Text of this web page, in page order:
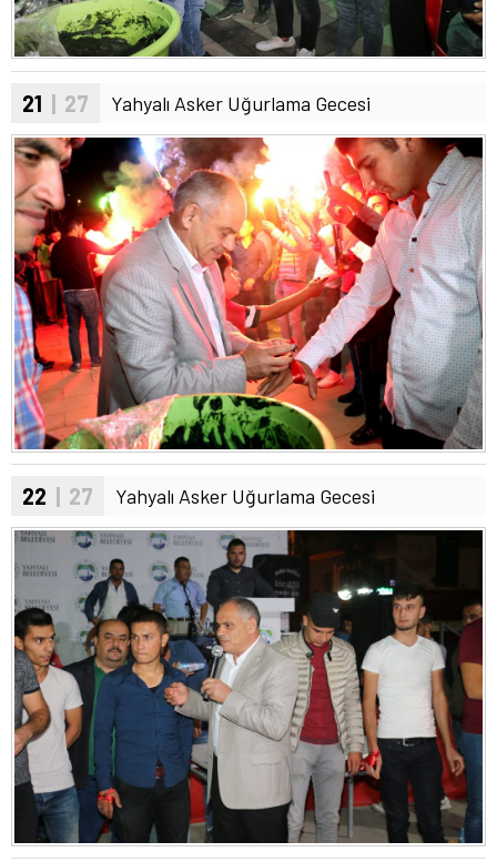
21 | 27 Yahyalı Asker Uğurlama Gecesi
22 | 27 Yahyalı Asker Uğurlama Gecesi